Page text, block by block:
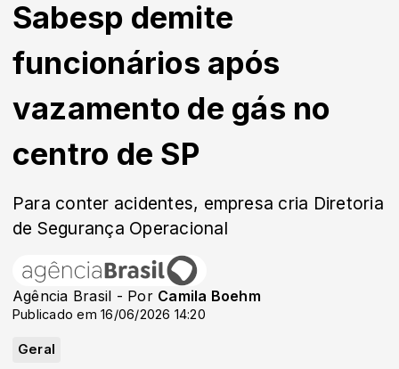
Sabesp demite
funcionários após
vazamento de gás no
centro de SP
Para conter acidentes, empresa cria Diretoria
de Segurança Operacional
Agência Brasil - Por Camila Boehm
Publicado em 16/06/2026 14:20
Geral